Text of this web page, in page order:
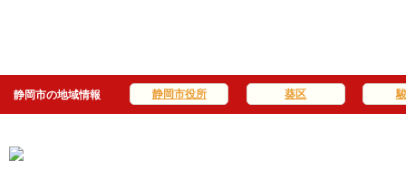
静岡市の地域情報 静岡市役所 葵区